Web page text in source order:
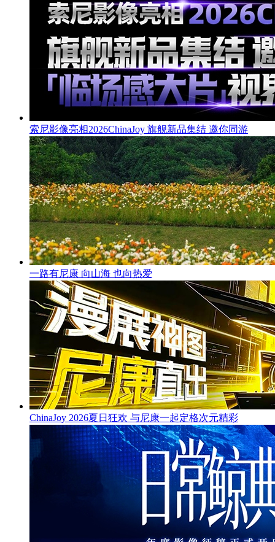
索尼影像亮相2026ChinaJoy 旗舰新品集结 邀你同游
一路有尼康 向山海 也向热爱
ChinaJoy 2026夏日狂欢 与尼康一起定格次元精彩